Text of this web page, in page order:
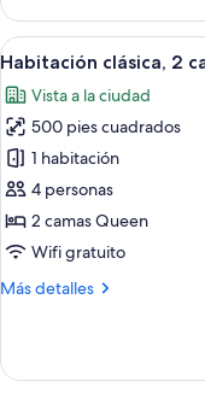
ejecutiva,
cama
size,
torre
Abrir
todas
las
fotos
de
Habitación
clásica,
2
Queen
4
Habitación clásica, 2
Vista a la ciudad
500 pies cuadrados
1 habitación
4 personas
2 camas Queen
Wifi gratuito
Más detalles
Más
clásica,